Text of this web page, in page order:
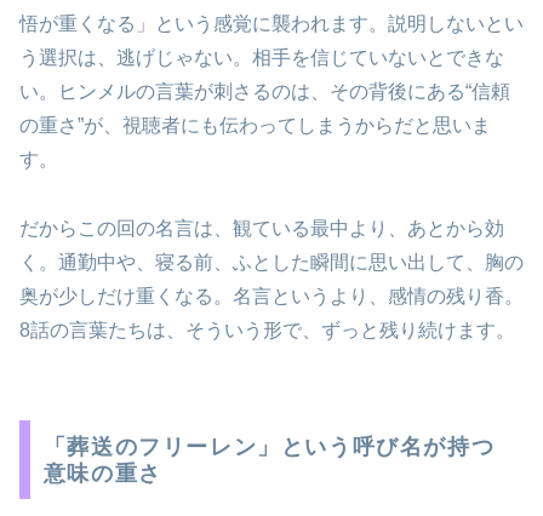
悟が重くなる」という感覚に襲われます。説明しないとい
う選択は、逃げじゃない。相手を信じていないとできな
い。ヒンメルの言葉が刺さるのは、その背後にある“信頼
の重さ”が、視聴者にも伝わってしまうからだと思いま
す。
だからこの回の名言は、観ている最中より、あとから効
く。通勤中や、寝る前、ふとした瞬間に思い出して、胸の
奥が少しだけ重くなる。名言というより、感情の残り香。
8話の言葉たちは、そういう形で、ずっと残り続けます。
「葬送のフリーレン」という呼び名が持つ
意味の重さ